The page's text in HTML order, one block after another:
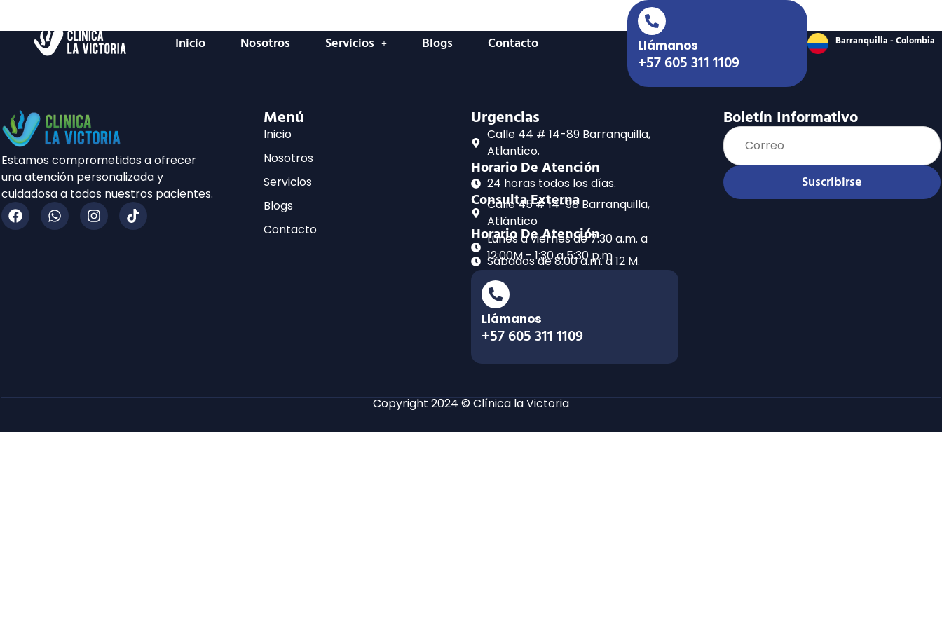
Inicio Nosotros Servicios Blogs Contacto Llámanos
+57 605 311 1109
Barranquilla - Colombia
Estamos comprometidos a ofrecer
una atención personalizada y
cuidadosa a todos nuestros pacientes.
Menú
Inicio
Nosotros
Servicios
Blogs
Contacto
Urgencias
Calle 44 # 14-89 Barranquilla,
Atlantico.
Horario De Atención
24 horas todos los días.
Consulta Externa
Calle 45 # 14-98 Barranquilla,
Atlántico
Horario De Atención
Lunes a viernes de 7:30 a.m. a
12:00M - 1:30 a 5:30 p.m
Sábados de 8:00 a.m. a 12 M.
Llámanos
+57 605 311 1109
Boletín Informativo
Suscribirse
Copyright 2024 © Clínica la Victoria